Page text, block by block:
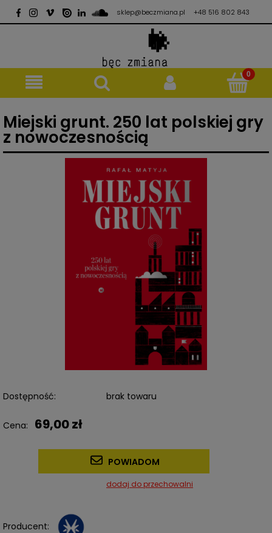
sklep@beczmiana.pl +48 516 802 843
Miejski grunt. 250 lat polskiej gry
z nowoczesnością
Dostępność: brak towaru
Cena: 69,00 zł
POWIADOM
dodaj do przechowalni
Producent: